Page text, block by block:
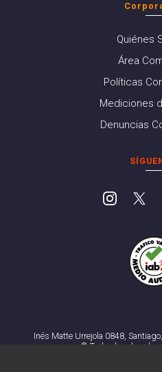
Quiénes
Área
Políticas
Mediciones
Denuncias
Inés Matte Urrejola 0848,
© Todos los